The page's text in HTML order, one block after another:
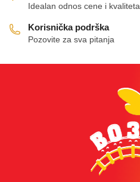
stranici
proizvoda.
Idealan odnos cene i kvaliteta
Korisnička podrška
Pozovite za sva pitanja